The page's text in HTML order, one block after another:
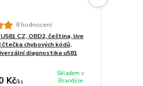
8 hodnocení
CZ, OBD2, čeština, live
čtečka chybových kódů,
diagnostika u581
Kč/ks
Skladem v
Brandýse